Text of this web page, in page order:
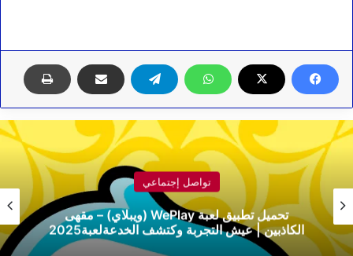
تواصل إجتماعي
تحميل تطبيق لعبة WePlay (ويبلاي) – مقهى
الكاذبين | عيش التجربة وكتشف الخدعةلعبة2025